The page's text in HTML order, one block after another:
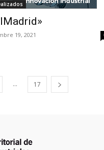
19, 2021
... 17